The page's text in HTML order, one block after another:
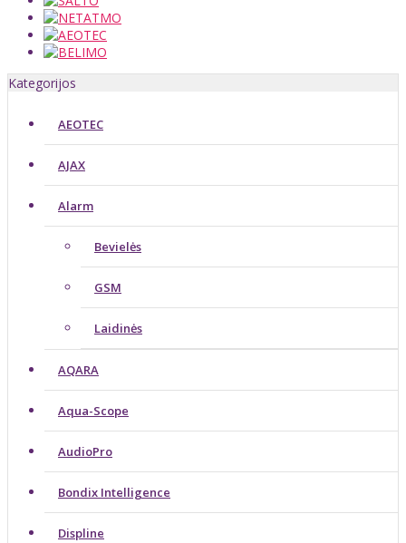
Kategorijos
AEOTEC
AJAX
Alarm
Bevielės
GSM
Laidinės
AQARA
Aqua-Scope
AudioPro
Bondix Intelligence
Displine